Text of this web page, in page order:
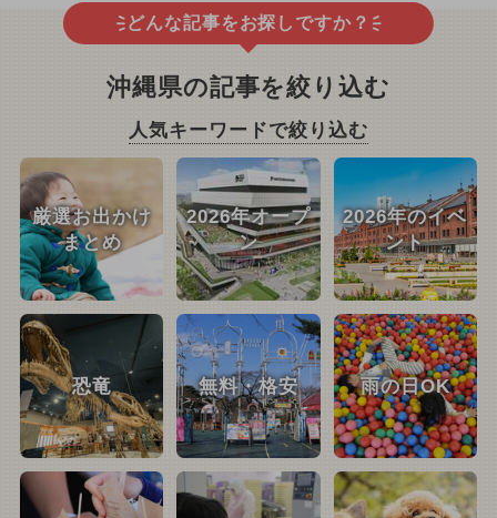
どんな記事をお探しですか？
沖縄県の記事を絞り込む
人気キーワードで絞り込む
厳選お出かけ
まとめ
2026年オープ
ン
2026年のイベ
ント
恐竜 無料・格安 雨の日OK